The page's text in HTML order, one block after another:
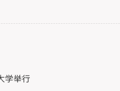
学举行